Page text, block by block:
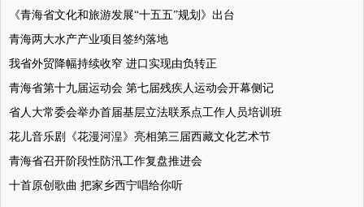
《青海省文化和旅游发展“十五五”规划》出台
青海两大水产产业项目签约落地
我省外贸降幅持续收窄 进口实现由负转正
青海省第十九届运动会 第七届残疾人运动会开幕侧记
省人大常委会举办首届基层立法联系点工作人员培训班
花儿音乐剧《花漫河湟》亮相第三届西藏文化艺术节
青海省召开阶段性防汛工作复盘推进会
十首原创歌曲 把家乡西宁唱给你听